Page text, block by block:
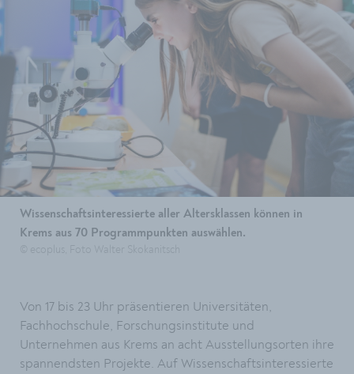
Wissenschaftsinteressierte aller Altersklassen können in
Krems aus 70 Programmpunkten auswählen.
Von 17 bis 23 Uhr präsentieren Universitäten,
Fachhochschule, Forschungsinstitute und
Unternehmen aus Krems an acht Ausstellungsorten ihre
spannendsten Projekte. Auf Wissenschaftsinteressierte